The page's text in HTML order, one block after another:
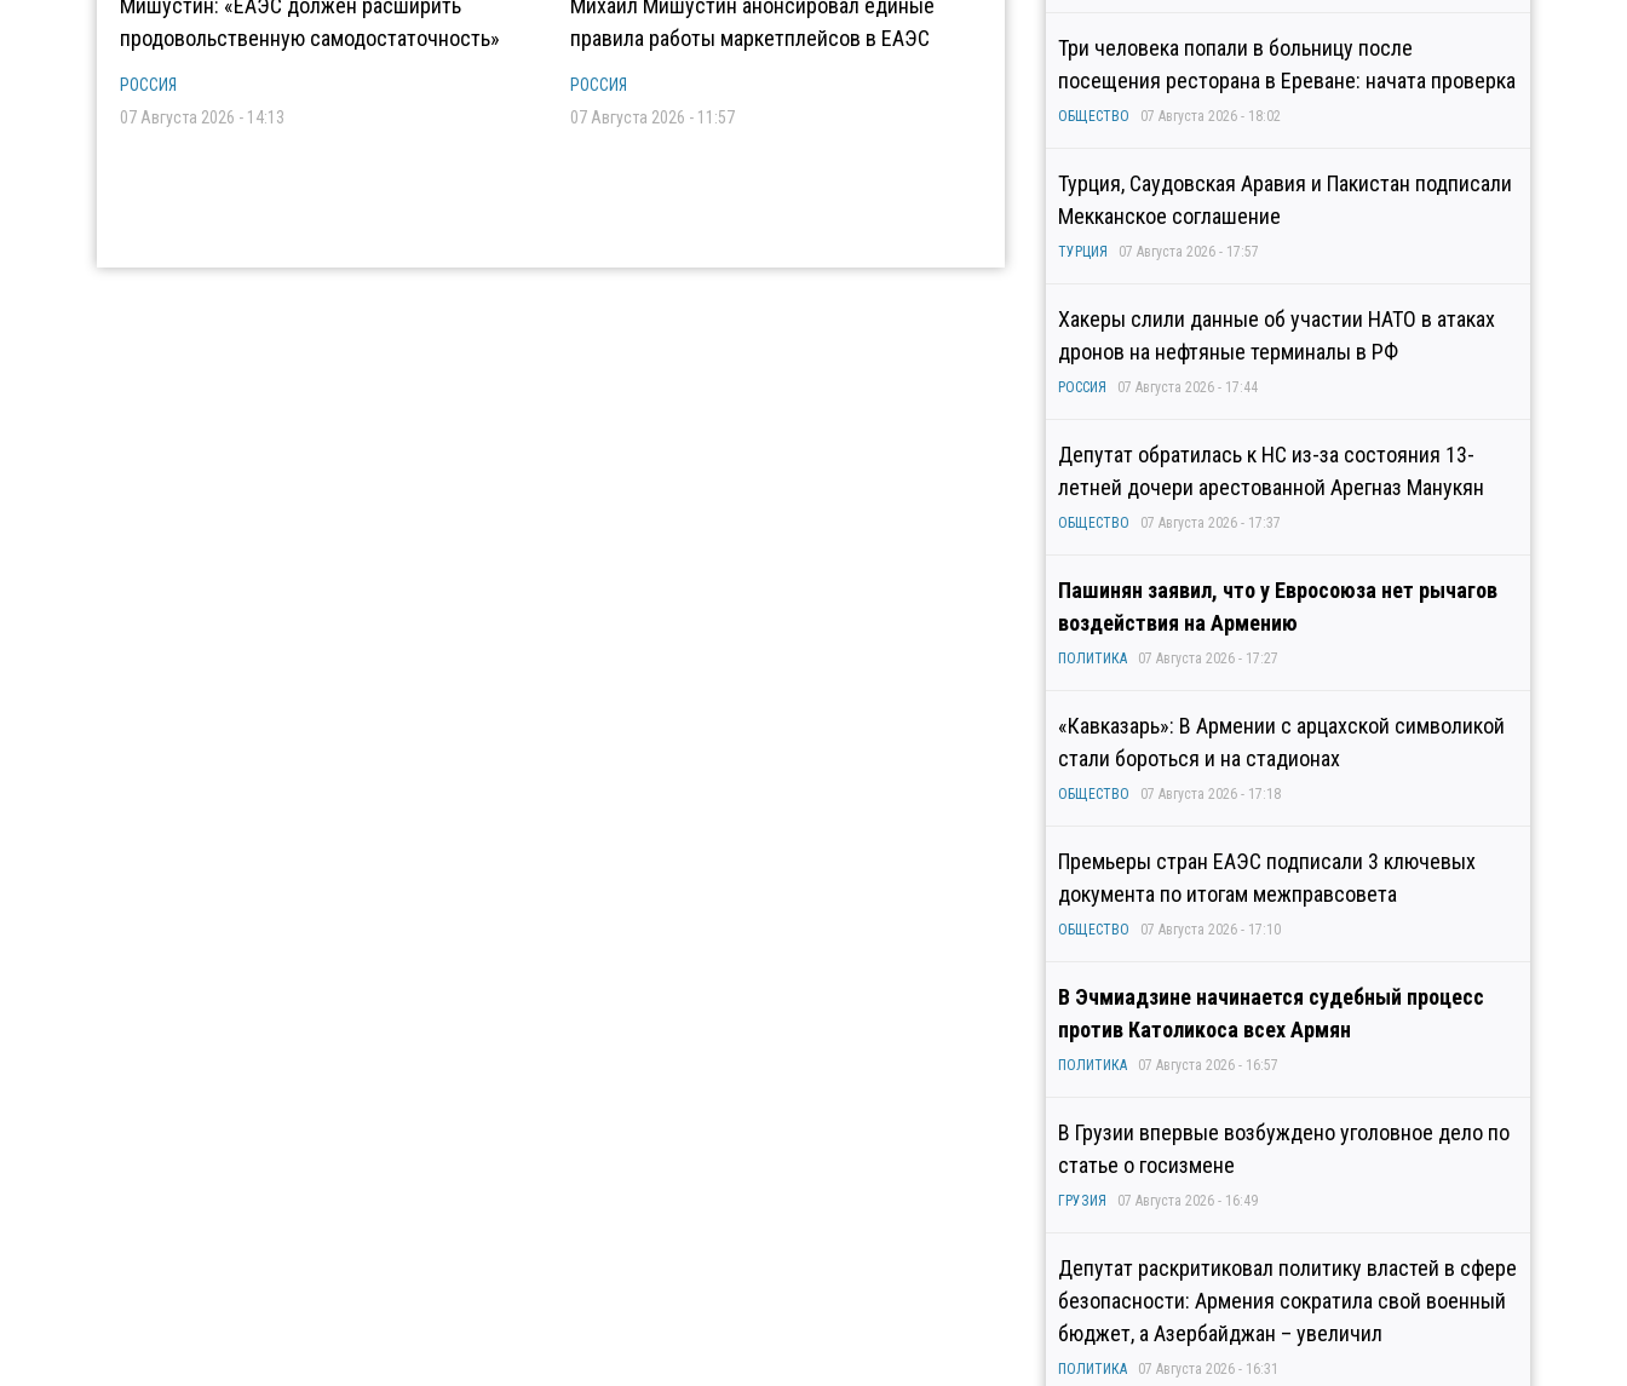
Мишустин: «ЕАЭС должен расширить
продовольственную самодостаточность»
РОССИЯ
07 Августа 2026 - 14:13
Михаил Мишустин анонсировал единые
правила работы маркетплейсов в ЕАЭС
РОССИЯ
07 Августа 2026 - 11:57
Три человека попали в больницу после
посещения ресторана в Ереване: начата проверка
ОБЩЕСТВО 07 Августа 2026 - 18:02
Турция, Саудовская Аравия и Пакистан подписали
Мекканское соглашение
ТУРЦИЯ 07 Августа 2026 - 17:57
Хакеры слили данные об участии НАТО в атаках
дронов на нефтяные терминалы в РФ
РОССИЯ 07 Августа 2026 - 17:44
Депутат обратилась к НС из-за состояния 13-
летней дочери арестованной Арегназ Манукян
ОБЩЕСТВО 07 Августа 2026 - 17:37
Пашинян заявил, что у Евросоюза нет рычагов
воздействия на Армению
ПОЛИТИКА 07 Августа 2026 - 17:27
«Кавказарь»: В Армении с арцахской символикой
стали бороться и на стадионах
ОБЩЕСТВО 07 Августа 2026 - 17:18
Премьеры стран ЕАЭС подписали 3 ключевых
документа по итогам межправсовета
ОБЩЕСТВО 07 Августа 2026 - 17:10
В Эчмиадзине начинается судебный процесс
против Католикоса всех Армян
ПОЛИТИКА 07 Августа 2026 - 16:57
В Грузии впервые возбуждено уголовное дело по
статье о госизмене
ГРУЗИЯ 07 Августа 2026 - 16:49
Депутат раскритиковал политику властей в сфере
безопасности: Армения сократила свой военный
бюджет, а Азербайджан – увеличил
ПОЛИТИКА 07 Августа 2026 - 16:31